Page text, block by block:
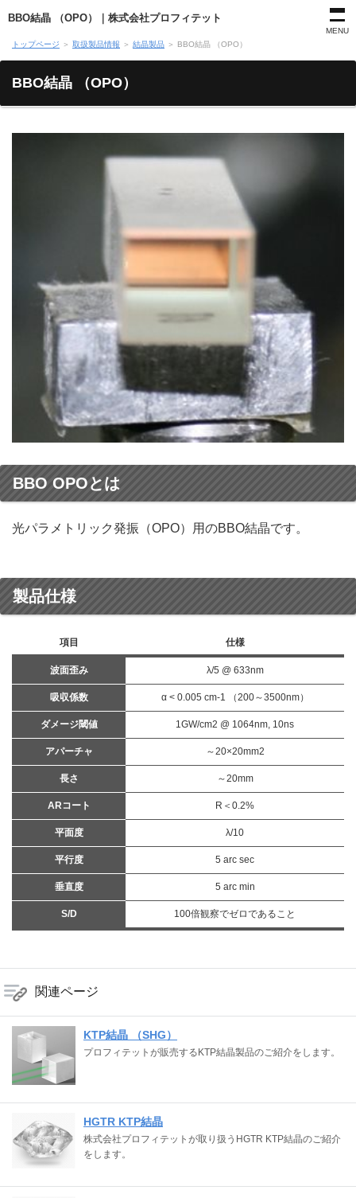
BBO結晶 （OPO）｜株式会社プロフィテット
MENU
トップページ ＞ 取扱製品情報 ＞ 結晶製品 ＞ BBO結晶 （OPO）
BBO結晶 （OPO）
BBO OPOとは
光パラメトリック発振（OPO）用のBBO結晶です。
製品仕様
項目 仕様
波面歪み λ/5 @ 633nm
吸収係数 α < 0.005 cm-1 （200～3500nm）
ダメージ閾値 1GW/cm2 @ 1064nm, 10ns
アパーチャ ～20×20mm2
長さ ～20mm
ARコート R＜0.2%
平面度 λ/10
平行度 5 arc sec
垂直度 5 arc min
S/D 100倍観察でゼロであること
関連ページ
KTP結晶 （SHG）
プロフィテットが販売するKTP結晶製品のご紹介をします。
HGTR KTP結晶
株式会社プロフィテットが取り扱うHGTR KTP結晶のご紹介
をします。